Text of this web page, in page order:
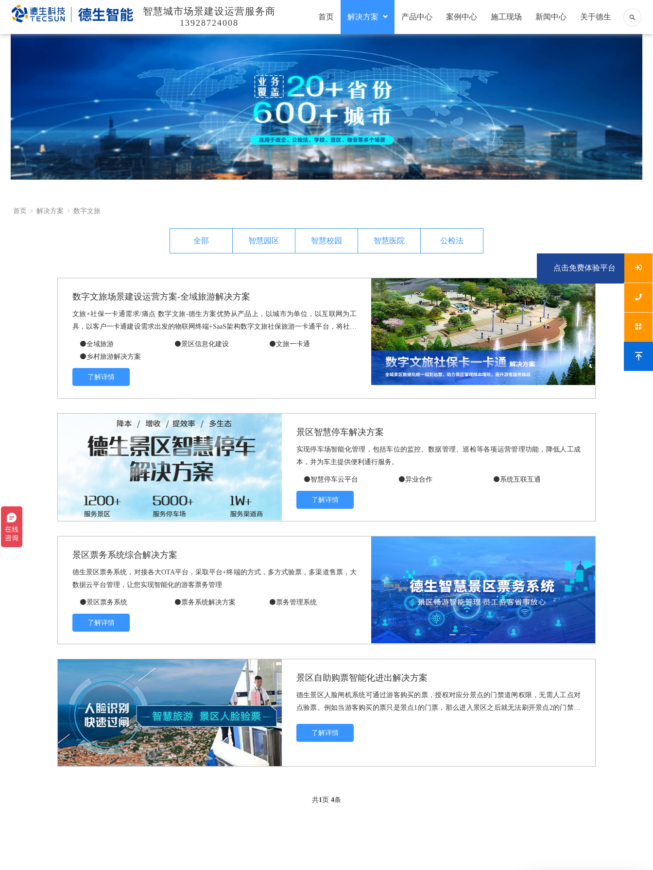
智慧城市场景建设运营服务商
13928724008
首页 解决方案 产品中心 案例中心 施工现场 新闻中心 关于德生
首页 解决方案 数字文旅
全部 智慧园区 智慧校园 智慧医院 公检法
数字文旅场景建设运营方案-全域旅游解决方案
文旅+社保一卡通需求/痛点 数字文旅-德生方案优势从产品上，以城市为单位，以互联网为工
具，以客户一卡通建设需求出发的物联网终端+SaaS架构数字文旅社保旅游一卡通平台，将社保
卡的身份识别，金融消费，补贴发放等属性充分融合到文旅的吃住行，游购娱场景中。
⚫全域旅游 ⚫景区信息化建设
⚫文旅一卡通
⚫乡村旅游解决方案
了解详情
景区智慧停车解决方案
实现停车场智能化管理，包括车位的监控、数据管理、巡检等各项运营管理功能，降低人工成
本，并为车主提供便利通行服务。
⚫智慧停车云平台 ⚫异业合作 ⚫系统互联互通
了解详情
景区票务系统综合解决方案
德生景区票务系统，对接各大OTA平台，采取平台+终端的方式，多方式验票，多渠道售票，大
数据云平台管理，让您实现智能化的游客票务管理
⚫景区票务系统 ⚫票务系统解决方案 ⚫票务管理系统
了解详情
景区自助购票智能化进出解决方案
德生景区人脸闸机系统可通过游客购买的票，授权对应分景点的门禁道闸权限，无需人工点对
点验票。例如当游客购买的票只是景点1的门票，那么进入景区之后就无法刷开景点2的门禁，
了解详情
共1页 4条
点击免费体验平台